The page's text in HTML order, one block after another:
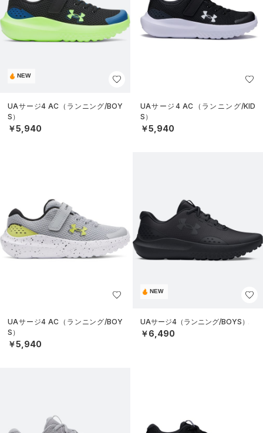
NEW
UAサージ4 AC（ランニング/BOY
S）
￥5,940
UAサージ4 AC（ランニング/KID
S）
￥5,940
UAサージ4 AC（ランニング/BOY
S）
￥5,940
NEW
UAサージ4（ランニング/BOYS）
￥6,490